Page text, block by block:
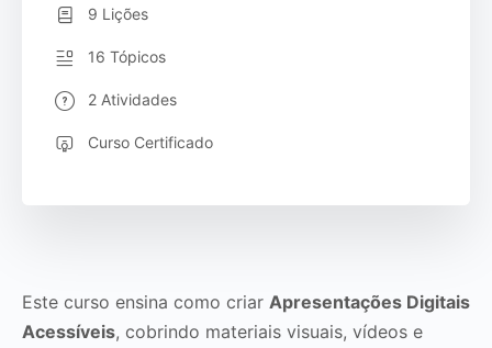
Este curso ensina como criar Apresentações Digitais
Acessíveis, cobrindo materiais visuais, vídeos e
9 Lições
16 Tópicos
2 Atividades
Curso Certificado